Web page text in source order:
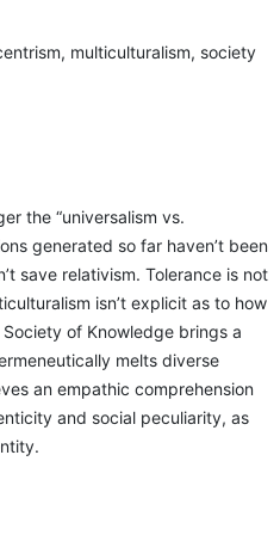
multiculturalism, society
the “universalism vs.
generated so far haven’t been
save relativism. Tolerance is not
isn’t explicit as to how
of Knowledge brings a
melts diverse
an empathic comprehension
and social peculiarity, as